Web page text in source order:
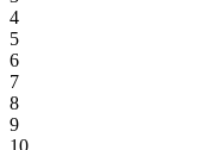
4
5
6
7
8
9